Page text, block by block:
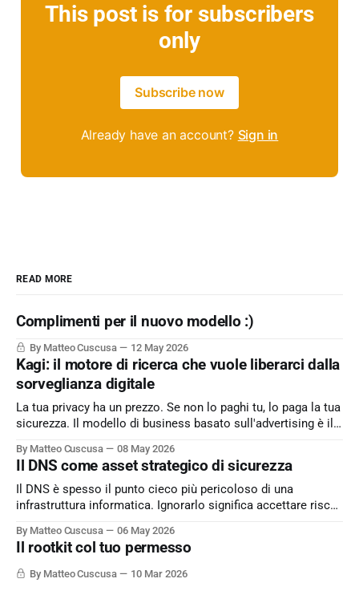
This post is for subscribers
only
Subscribe now
Already have an account? Sign in
READ MORE
Complimenti per il nuovo modello :)
By Matteo Cuscusa 12 May 2026
Kagi: il motore di ricerca che vuole liberarci dalla
sorveglianza digitale
La tua privacy ha un prezzo. Se non lo paghi tu, lo paga la tua
sicurezza. Il modello di business basato sull'advertising è il
motore di ricerca un servizio dove l'utente è il cliente
By Matteo Cuscusa 08 May 2026
Il DNS come asset strategico di sicurezza
Il DNS è spesso il punto cieco più pericoloso di una
infrastruttura informatica. Ignorarlo significa accettare rischi
semplicemente per non aver messo in discussione un
default. L'approfondimento nel mio articolo su
Cybersecurity360 - Nextwork360:
By Matteo Cuscusa 06 May 2026
Il rootkit col tuo permesso
By Matteo Cuscusa 10 Mar 2026